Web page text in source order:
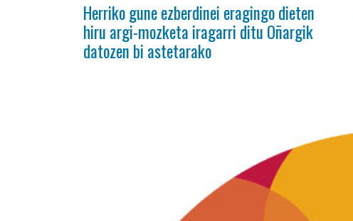
Herriko gune ezberdinei eragingo dieten
hiru argi-mozketa iragarri ditu Oñargik
datozen bi astetarako